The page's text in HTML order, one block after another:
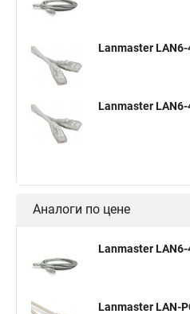
Lanmaster
Lanmaster
Аналоги по цене
Lanmaster
Lanmaster LAN-